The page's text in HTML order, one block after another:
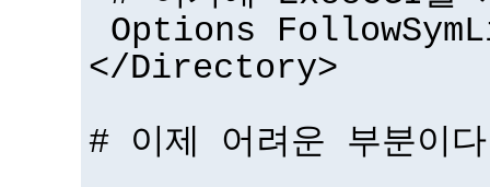
Options
</Directory>
# 이제 어려운 부분이다